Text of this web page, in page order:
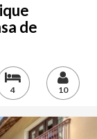
de
4 10